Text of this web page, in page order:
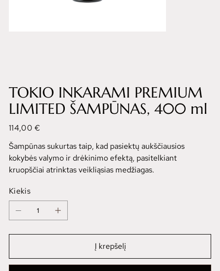
TOKIO INKARAMI PREMIUM
LIMITED ŠAMPŪNAS, 400 ml
Kaina
114,00 €
Šampūnas sukurtas taip, kad pasiektų aukščiausios
kokybės valymo ir drėkinimo efektą, pasitelkiant
kruopščiai atrinktas veikliąsias medžiagas.
Kiekis
Į krepšelį